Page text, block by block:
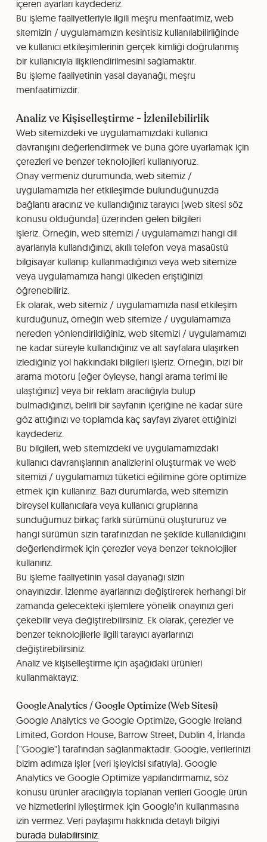
içeren ayarları kaydederiz.
Bu işleme faaliyetleriyle ilgili meşru menfaatimiz, web
sitemizin / uygulamamızın kesintisiz kullanılabilirliğinde
ve kullanıcı etkileşimlerinin gerçek kimliği doğrulanmış
bir kullanıcıyla ilişkilendirilmesini sağlamaktır.
Bu işleme faaliyetinin yasal dayanağı, meşru
menfaatimizdir.
Analiz ve Kişiselleştirme - İzlenilebilirlik
Web sitemizdeki ve uygulamamızdaki kullanıcı
davranışını değerlendirmek ve buna göre uyarlamak için
çerezleri ve benzer teknolojileri kullanıyoruz.
Onay vermeniz durumunda, web sitemiz /
uygulamamızla her etkileşimde bulunduğunuzda
bağlantı aracınız ve kullandığınız tarayıcı (web sitesi söz
konusu olduğunda) üzerinden gelen bilgileri
işleriz. Örneğin, web sitemizi / uygulamamızı hangi dil
ayarlarıyla kullandığınızı, akıllı telefon veya masaüstü
bilgisayar kullanıp kullanmadığınızı veya web sitemize
veya uygulamamıza hangi ülkeden eriştiğinizi
öğrenebiliriz.
Ek olarak, web sitemiz / uygulamamızla nasıl etkileşim
kurduğunuz, örneğin web sitemize / uygulamamıza
nereden yönlendirildiğiniz, web sitemizi / uygulamamızı
ne kadar süreyle kullandığınız ve alt sayfalara ulaşırken
izlediğiniz yol hakkındaki bilgileri işleriz. Örneğin, bizi bir
arama motoru (eğer öyleyse, hangi arama terimi ile
ulaştığınız) veya bir reklam aracılığıyla bulup
bulmadığınızı, belirli bir sayfanın içeriğine ne kadar süre
göz attığınızı ve toplamda kaç sayfayı ziyaret ettiğinizi
kaydederiz.
Bu bilgileri, web sitemizdeki ve uygulamamızdaki
kullanıcı davranışlarının analizlerini oluşturmak ve web
sitemizi / uygulamamızı tüketici eğilimine göre optimize
etmek için kullanırız. Bazı durumlarda, web sitemizin
bireysel kullanıcılara veya kullanıcı gruplarına
sunduğumuz birkaç farklı sürümünü oluştururuz ve
hangi sürümün sizin tarafınızdan ne şekilde kullanıldığını
değerlendirmek için çerezler veya benzer teknolojiler
kullanırız.
Bu işleme faaliyetinin yasal dayanağı sizin
onayınızdır. İzlenme ayarlarınızı değiştirerek herhangi bir
zamanda gelecekteki işlemlere yönelik onayınızı geri
çekebilir veya değiştirebilirsiniz. Ek olarak, çerezler ve
benzer teknolojilerle ilgili tarayıcı ayarlarınızı
değiştirebilirsiniz.
Analiz ve kişiselleştirme için aşağıdaki ürünleri
kullanmaktayız:
Google Analytics / Google Optimize (Web Sitesi)
Google Analytics ve Google Optimize, Google Ireland
Limited, Gordon House, Barrow Street, Dublin 4, İrlanda
("Google") tarafından sağlanmaktadır. Google, verilerinizi
bizim adımıza işler (veri işleyicisi sıfatıyla). Google
Analytics ve Google Optimize yapılandırmamız, söz
konusu ürünler aracılığıyla toplanan verileri Google ürün
ve hizmetlerini iyileştirmek için Google’ın kullanmasına
izin vermez. Veri paylaşımı hakknıda detaylı bilgiyi
burada bulabilirsiniz.